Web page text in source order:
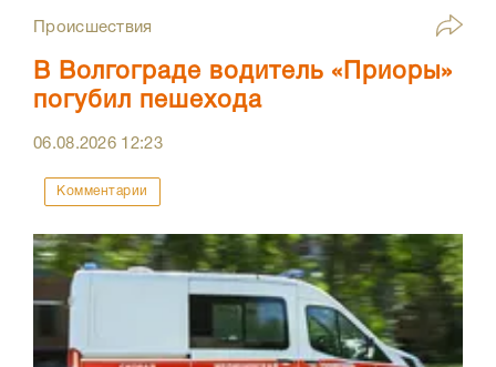
Происшествия
В Волгограде водитель «Приоры»
погубил пешехода
06.08.2026 12:23
Комментарии